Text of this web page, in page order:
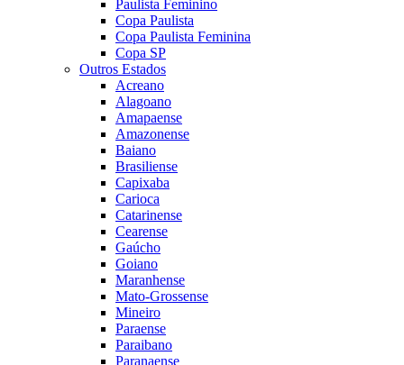
Paulista Feminino
Copa Paulista
Copa Paulista Feminina
Copa SP
Outros Estados
Acreano
Alagoano
Amapaense
Amazonense
Baiano
Brasiliense
Capixaba
Carioca
Catarinense
Cearense
Gaúcho
Goiano
Maranhense
Mato-Grossense
Mineiro
Paraense
Paraibano
Paranaense